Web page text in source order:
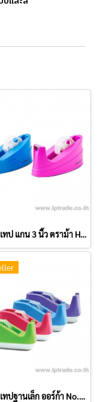
แท่นตัดเทป แกน 3 นิ้ว ตราม้า H-35
แท่นตัดเทปฐานเล็ก ออร์ก้า No.15